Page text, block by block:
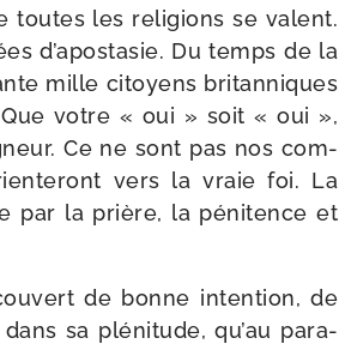
toutes les reli­gions se valent.
d’apostasie. Du temps de la
mille citoyens bri­tan­niques
votre « oui » soit « oui »,
Ce ne sont pas nos com­
vers la vraie foi. La
par la prière, la péni­tence et
de bonne inten­tion, de
sa plé­ni­tude, qu’au para­